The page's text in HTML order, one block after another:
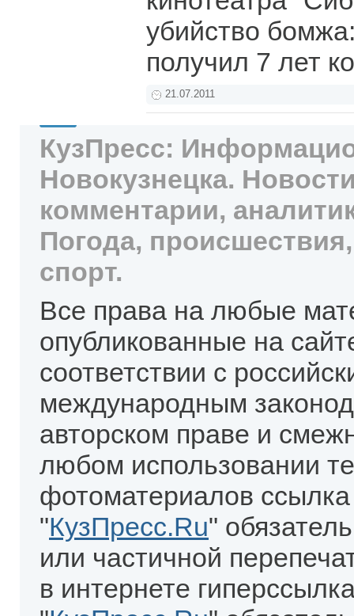
убийство
получил 7 лет
21.07.2011
КузПресс:
Новокузнецка.
комментарии,
Погода,
спорт.
Все права на любые
опубликованные на
соответствии с
международным
авторском праве и
любом использовании
фотоматериалов
"КузПресс.Ru"
или частичной
в интернете